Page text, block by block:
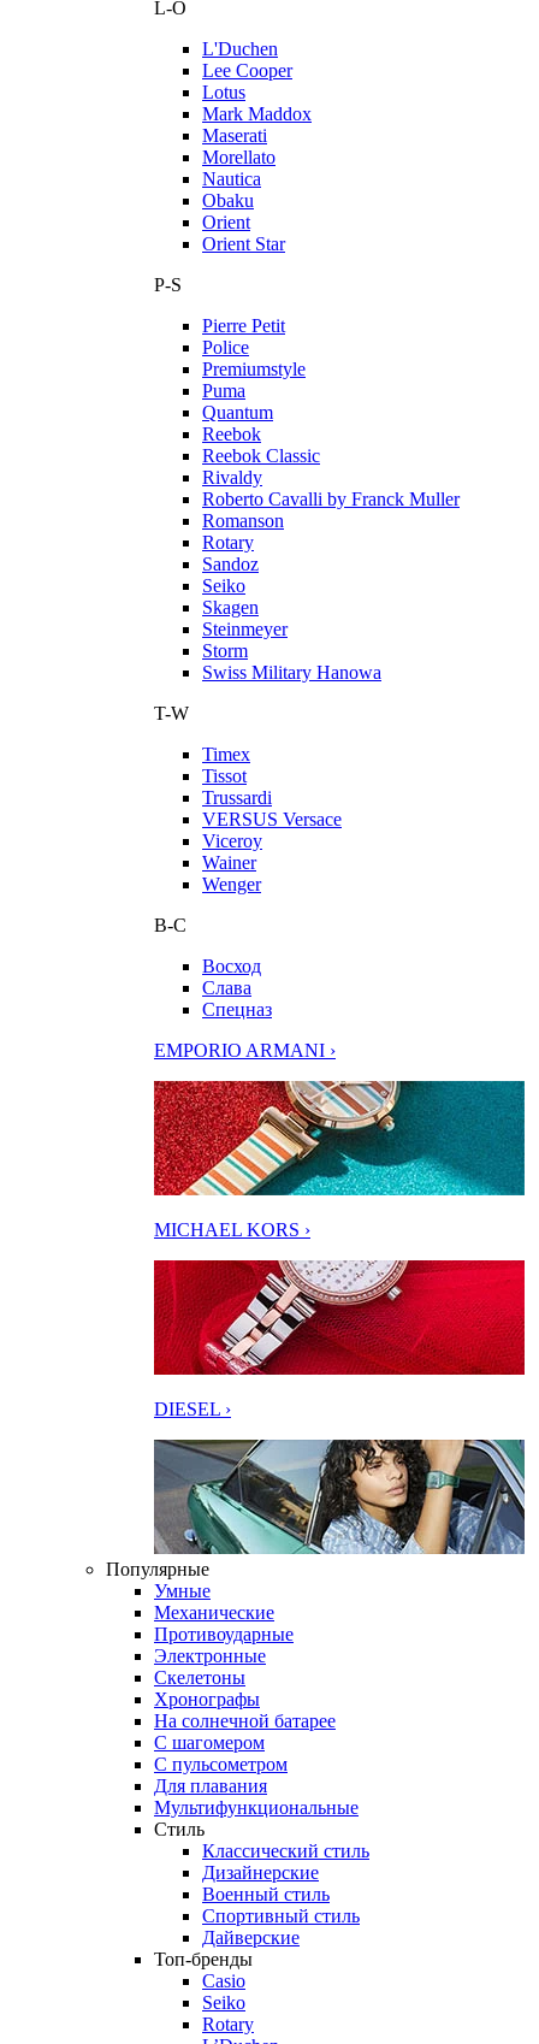
L-O
L'Duchen
Lee Cooper
Lotus
Mark Maddox
Maserati
Morellato
Nautica
Obaku
Orient
Orient Star
P-S
Pierre Petit
Police
Premiumstyle
Puma
Quantum
Reebok
Reebok Classic
Rivaldy
Roberto Cavalli by Franck Muller
Romanson
Rotary
Sandoz
Seiko
Skagen
Steinmeyer
Storm
Swiss Military Hanowa
T-W
Timex
Tissot
Trussardi
VERSUS Versace
Viceroy
Wainer
Wenger
В-С
Восход
Слава
Спецназ
EMPORIO ARMANI ›
MICHAEL KORS ›
DIESEL ›
Популярные
Умные
Механические
Противоударные
Электронные
Скелетоны
Хронографы
На солнечной батарее
С шагомером
С пульсометром
Для плавания
Мультифункциональные
Стиль
Классический стиль
Дизайнерские
Военный стиль
Спортивный стиль
Дайверские
Топ-бренды
Casio
Seiko
Rotary